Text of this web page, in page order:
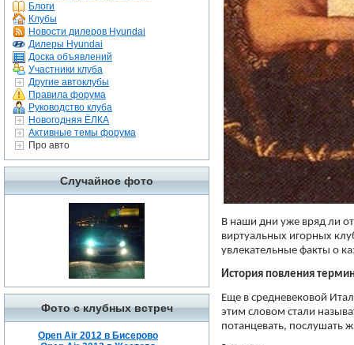
Блоги
Клубы
Новости дилеров Hyundai
Дилеры Hyundai
Доска объявлений
Участники клуба
Другие автоклубы
Правила форума
Руководство клуба
Новогодняя ЁЛКА
Активные темы форума
Про авто
Случайное фото
Фото с клубных встреч
Open Air 2012 в Бисерово
В наши дни уже вряд ли
виртуальных игорных
увлекательные факты о
История повления
Еще в средневековой
этим словом стали
потанцевать, послушать